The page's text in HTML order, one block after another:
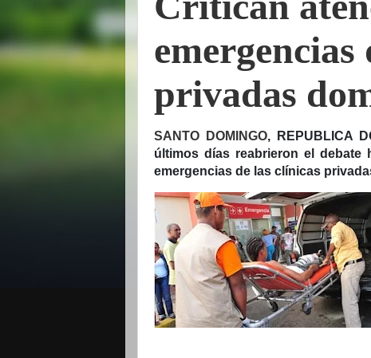
emergencias
privadas
SANTO DOMINGO, REPUBLICA
últimos días reabrieron el
emergencias de las clínicas